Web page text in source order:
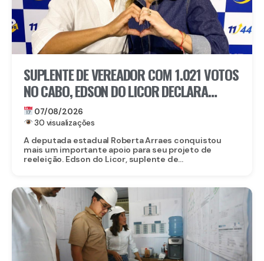
SUPLENTE DE VEREADOR COM 1.021 VOTOS
NO CABO, EDSON DO LICOR DECLARA
APOIO A ROBERTA ARRAES
07/08/2026
30 visualizações
A deputada estadual Roberta Arraes conquistou
mais um importante apoio para seu projeto de
reeleição. Edson do Licor, suplente de...